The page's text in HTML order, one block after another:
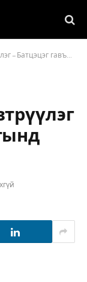
гавъяатынд хонов